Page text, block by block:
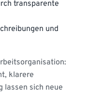
transparente
und
klarere
lassen sich neue